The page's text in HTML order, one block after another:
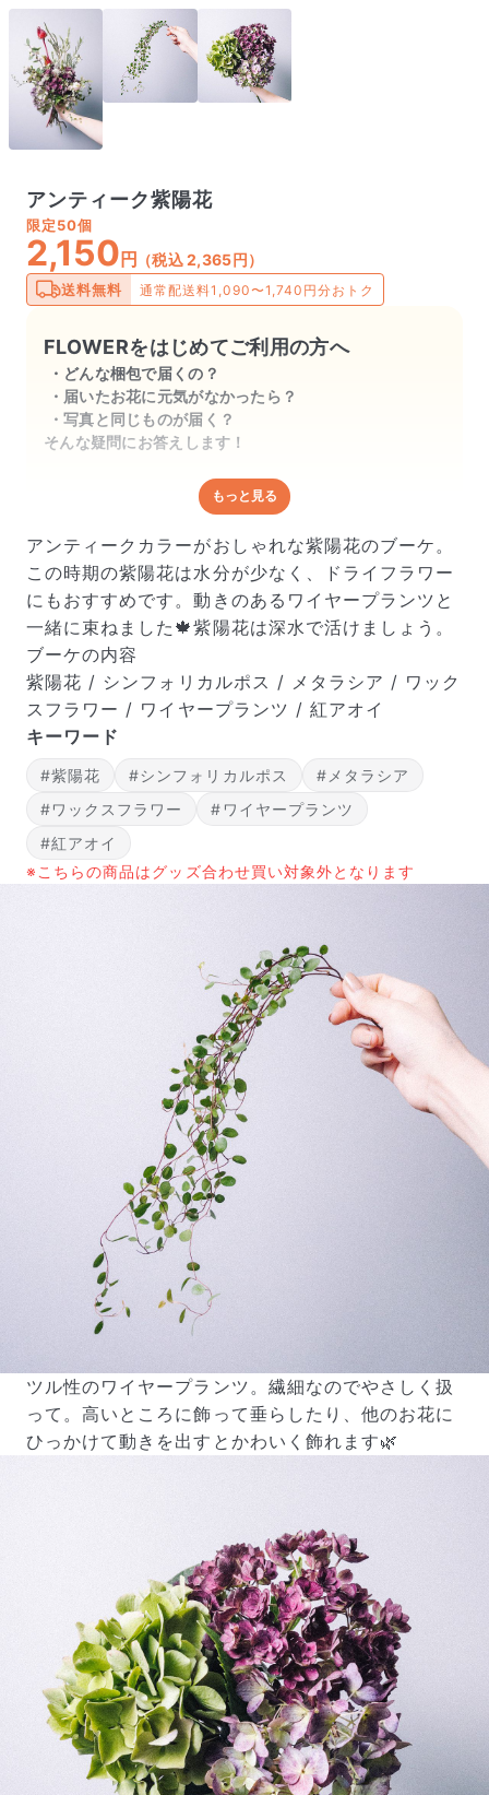
アンティーク紫陽花
限定50個
2,150 円 （税込 2,365円）
送料無料 通常配送料1,090〜1,740円分おトク
FLOWERをはじめてご利用の方へ
どんな梱包で届くの？
届いたお花に元気がなかったら？
写真と同じものが届く？
そんな疑問にお答えします！
どんな梱包で届くの？
出荷前に水揚げ（花が水を吸いやすくなる処理）を施
し、専用ボックスに丁寧に梱包してお届けしています。
きゅっとまとめられて一見窮屈そうに見えますが、輸送
中の衝撃による折れや擦れを軽減する効果があります。
届いたお花に元気がなかったら？
もし届いたお花に「枯れている」「折れている」などの
不備があった場合は、些細なことでもお気軽にサポート
までご連絡ください。ご返金にて補償いたします。
商品ページに掲載している写真は、実際にお届けする商
品を撮影したものです。お花は生き物なので、どうして
も色味やサイズ・咲き方に個体差はありますが、できる
だけ写真のイメージに近いものをお届けできるように人
の目でチェックをしています。
もっと見る
アンティークカラーがおしゃれな紫陽花のブーケ。
この時期の紫陽花は水分が少なく、ドライフラワー
にもおすすめです。動きのあるワイヤープランツと
一緒に束ねました🍁紫陽花は深水で活けましょう。
ブーケの内容
紫陽花 / シンフォリカルポス / メタラシア / ワック
スフラワー / ワイヤープランツ / 紅アオイ
キーワード
#紫陽花 #シンフォリカルポス
#メタラシア
#ワックスフラワー
#ワイヤープランツ
#紅アオイ
※こちらの商品はグッズ合わせ買い対象外となります
ツル性のワイヤープランツ。繊細なのでやさしく扱
って。高いところに飾って垂らしたり、他のお花に
ひっかけて動きを出すとかわいく飾れます🌿